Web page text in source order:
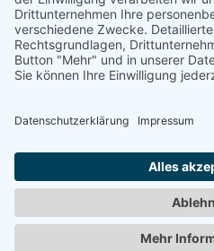
Vorname
Nachname
E-Mail-Adresse
Hiermit akzeptiere ich die